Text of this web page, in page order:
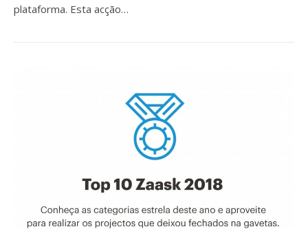
plataforma. Esta acção…